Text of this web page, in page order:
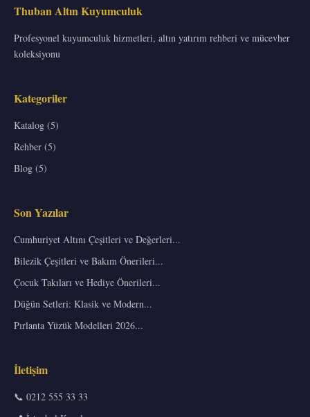
Thuban Altın Kuyumculuk
Profesyonel kuyumculuk hizmetleri, altın yatırım rehberi ve mücevher
koleksiyonu
Kategoriler
Katalog (5)
Rehber (5)
Blog (5)
Son Yazılar
Cumhuriyet Altını Çeşitleri ve Değerleri...
Bilezik Çeşitleri ve Bakım Önerileri...
Çocuk Takıları ve Hediye Önerileri...
Düğün Setleri: Klasik ve Modern...
Pırlanta Yüzük Modelleri 2026...
İletişim
📞 0212 555 33 33